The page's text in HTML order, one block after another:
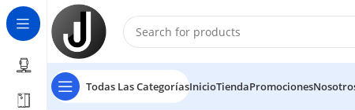
Todas Las CategoríasInicioTiendaPromociones